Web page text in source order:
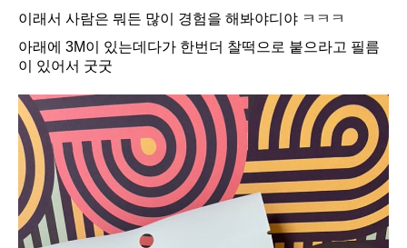
이래서 사람은 뭐든 많이 경험을 해봐야디야 ㅋㅋㅋ
아래에 3M이 있는데다가 한번더 찰떡으로 붙으라고 필름
이 있어서 굿굿